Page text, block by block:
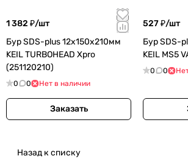
1 382 ₽/шт
Бур SDS-plus 12х150х210мм
KEIL TURBOHEAD Xpro
(251120210)
0 0 Нет в наличии
Заказать
527 ₽/шт
Бур SDS-
KEIL MS5
0 0
Назад к списку